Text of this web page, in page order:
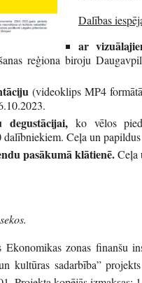
Dalības
ar
reģiona biroju
(videoklips MP4
ko vēlos
Ceļa un
pasākumā klātienē.Ceļa
zonas finanšu
kultūras sadarbība”